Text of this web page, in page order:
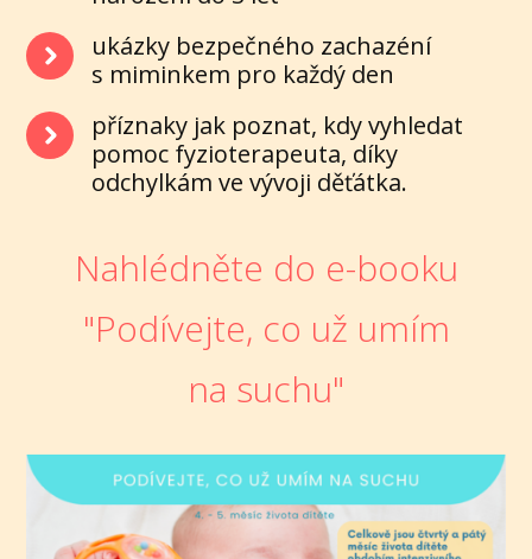
ukázky bezpečného zachazéní
s miminkem pro každý den
příznaky jak poznat, kdy vyhledat
pomoc fyzioterapeuta, díky
odchylkám ve vývoji děťátka.
Nahlédněte do e-booku
"Podívejte, co už umím
na suchu"